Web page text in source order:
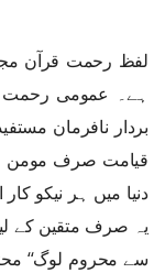
لفظ رحمت قرآن
ہے۔ عمومی رحمت
بردار نافرمان
قیامت صرف مومن
دنیا میں ہر نیکو
یہ صرف متقین کے
سے محروم لوگ‘‘